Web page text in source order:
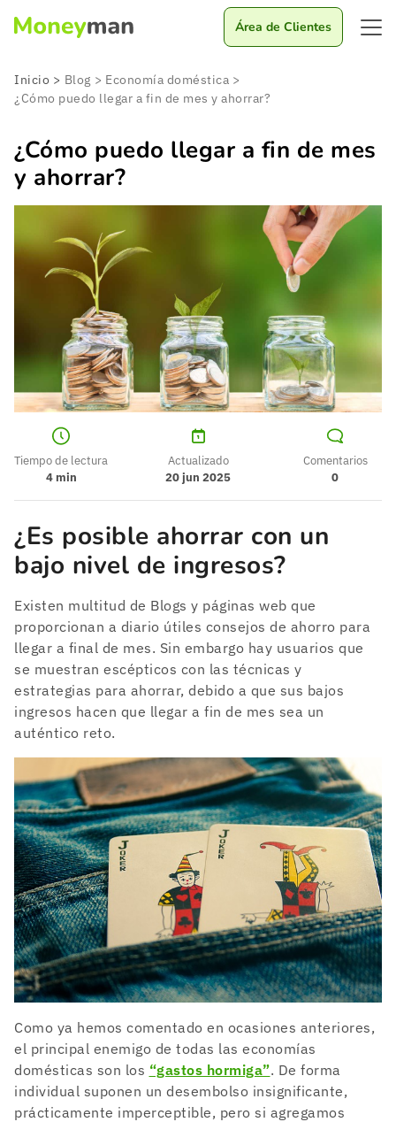
Área de Clientes
Inicio > Blog > Economía doméstica >
¿Cómo puedo llegar a fin de mes y ahorrar?
¿Cómo puedo llegar a fin de mes
y ahorrar?
Tiempo de lectura
4min
Actualizado
20 jun 2025
Comentarios
0
¿Es posible ahorrar con un
bajo nivel de ingresos?
Existen multitud de Blogs y páginas web que
proporcionan a diario útiles consejos de ahorro para
llegar a final de mes. Sin embargo hay usuarios que
se muestran escépticos con las técnicas y
estrategias para ahorrar, debido a que sus bajos
ingresos hacen que llegar a fin de mes sea un
auténtico reto.
Como ya hemos comentado en ocasiones anteriores,
el principal enemigo de todas las economías
domésticas son los “gastos hormiga”. De forma
individual suponen un desembolso insignificante,
prácticamente imperceptible, pero si agregamos